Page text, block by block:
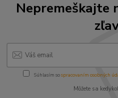
Nepremeškajte
Súhlasím sospracovaním osobných
Môžete sa